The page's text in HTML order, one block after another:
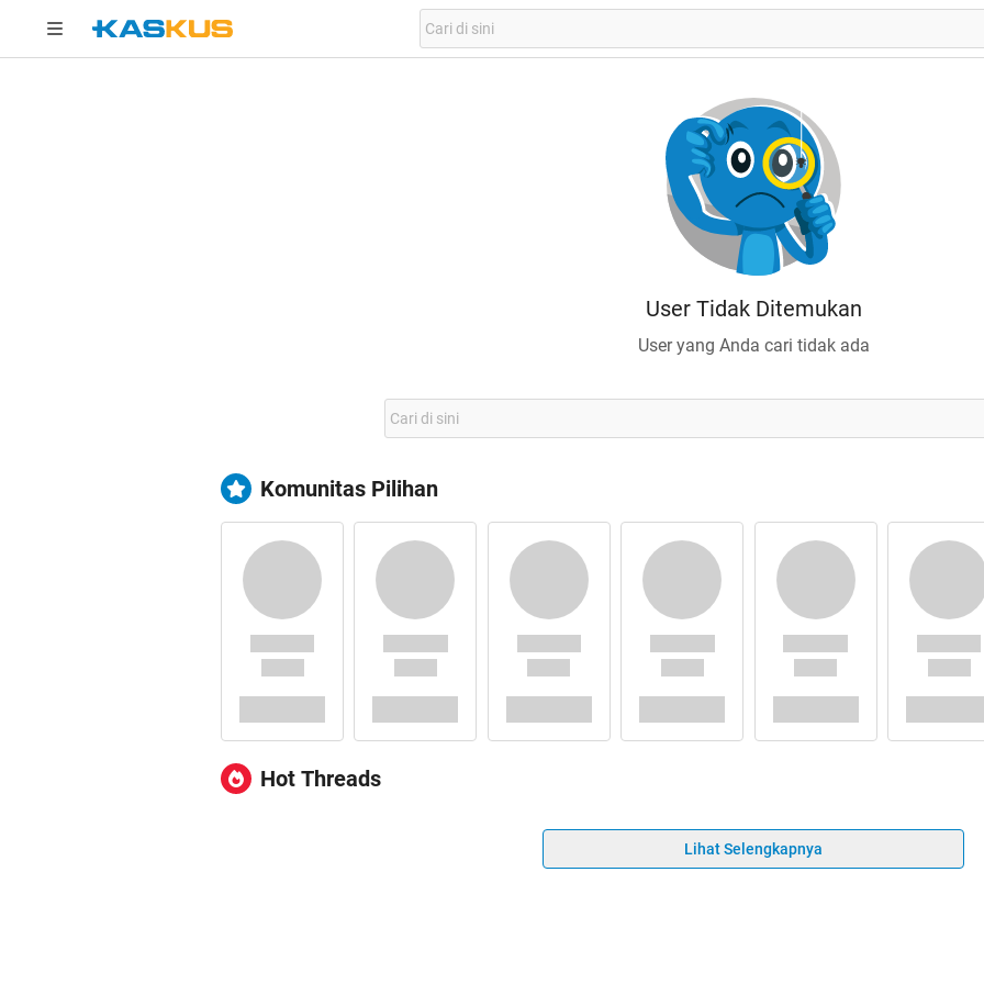
User Tidak Ditemukan
User yang Anda cari tidak ada
Komunitas Pilihan
Hot Threads
Lihat Selengkapnya